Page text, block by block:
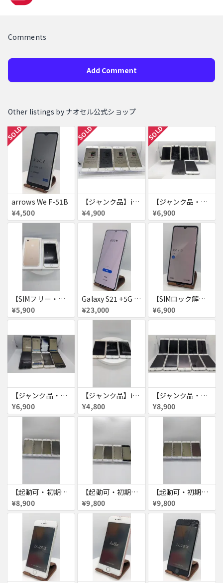
Comments
Add Comment
Other listings by ナオセル公式ショップ
SOLD
arrows We F-51B
¥4,500
SOLD
【ジャンク品】iPhone6s ４台セット
¥4,900
SOLD
【ジャンク品・初期化済・SIMロック解除済】iPhone6 7台セット
¥6,900
【SIMフリー・付属品あり】iPhone 7 128GB
¥5,900
Galaxy S21 +5G 256GB
¥23,000
【SIMロック解除済・初期化済】Galaxy A41 SCV48
¥6,900
【ジャンク品・初期化済】iPhone6 8台セット
¥6,900
【ジャンク品】iPhone6s ３台セット
¥4,800
【ジャンク品・初期化済】iPhone6 10台セット
¥8,900
【起動可・初期化済・SIMロック解除済】iPhone6 16GB 4台セット
¥8,900
【起動可・初期化済・SIMロック解除済】iPhone6 64GB 4台セット
¥9,800
【起動可・初期化済・SIMロック解除済】iPhone6 64GB 4台セット
¥9,800